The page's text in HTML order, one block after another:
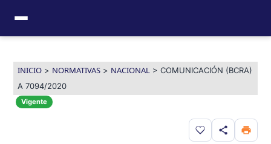
contenido
INICIO> NORMATIVAS> NACIONAL> COMUNICACIÓN (BCRA)
A 7094/2020
Vigente
Guardar en